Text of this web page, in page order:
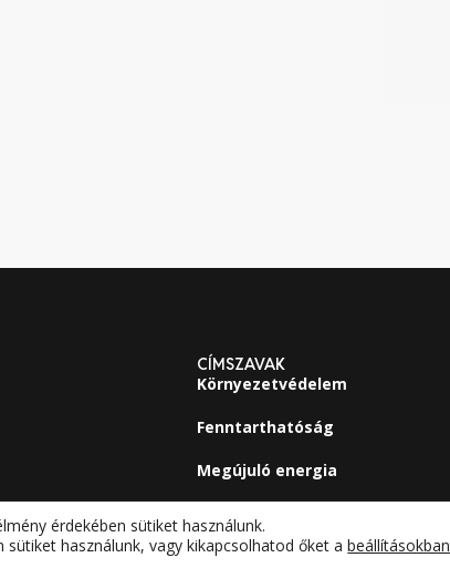
CÍMSZAVAK
Környezetvédelem
Fenntarthatóság
Megújuló energia
érdekében sütiket használunk.
használunk, vagy kikapcsolhatod őket abeállításokban